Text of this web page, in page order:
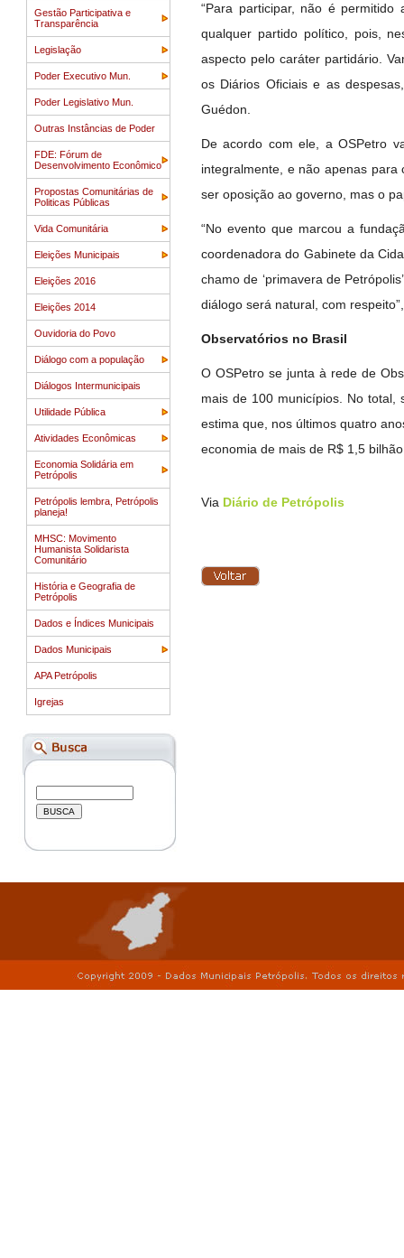
Gestão Participativa e
Transparência
Legislação
Poder Executivo Mun.
Poder Legislativo Mun.
Outras Instâncias de Poder
FDE: Fórum de
Desenvolvimento Econômico
Propostas Comunitárias de
Politicas Públicas
Vida Comunitária
Eleições Municipais
Eleições 2016
Eleições 2014
Ouvidoria do Povo
Diálogo com a população
Diálogos Intermunicipais
Utilidade Pública
Atividades Econômicas
Economia Solidária em
Petrópolis
Petrópolis lembra, Petrópolis
planeja!
MHSC: Movimento
Humanista Solidarista
Comunitário
História e Geografia de
Petrópolis
Dados e Índices Municipais
Dados Municipais
APA Petrópolis
Igrejas
“Para participar, não é
qualquer partido político, pois,
aspecto pelo caráter partidário.
os Diários Oficiais e as
Guédon.
De acordo com ele, a OSPetro
integralmente, e não apenas
ser oposição ao governo, mas o
“No evento que marcou a
coordenadora do Gabinete da
chamo de ‘primavera de
diálogo será natural, com
Observatórios no Brasil
O OSPetro se junta à rede de
mais de 100 municípios. No total,
estima que, nos últimos quatro
economia de mais de R$ 1,5
Via Diário de Petrópolis